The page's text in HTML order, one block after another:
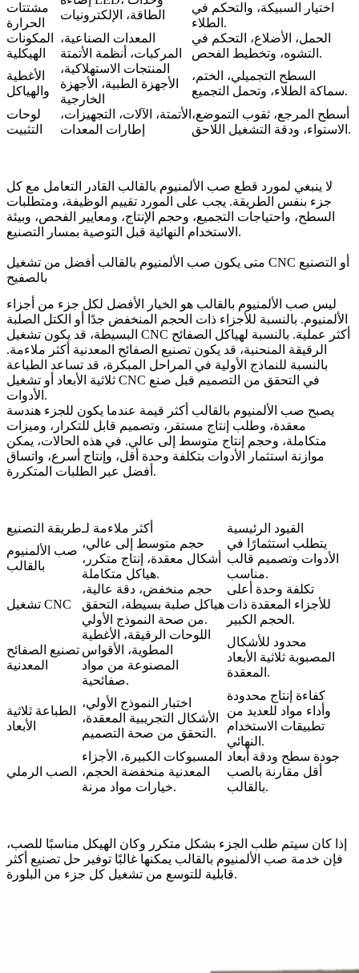
مشتتات
الحرارة
الطاقة، الإلكترونيات
اختيار السبيكة، والتحكم في
الطلاء.
المكونات
الهيكلية
المعدات الصناعية،
المركبات، أنظمة الأتمتة
الحمل، الأضلاع، التحكم في
التشوه، وتخطيط الفحص.
الأغطية
والهياكل
المنتجات الاستهلاكية،
الأجهزة الطبية، الأجهزة
الخارجية
السطح التجميلي، الختم،
سماكة الطلاء، وتحمل التجميع.
لوحات
التثبيت
الأتمتة، الآلات، التجهيزات،
إطارات المعدات
أسطح المرجع، ثقوب التموضع،
الاستواء، ودقة التشغيل اللاحق.
لا ينبغي لمورد قطع صب الألمنيوم بالقالب القادر التعامل مع كل
جزء بنفس الطريقة. يجب على المورد تقييم الوظيفة، ومتطلبات
السطح، واحتياجات التجميع، وحجم الإنتاج، ومعايير الفحص، وبيئة
الاستخدام النهائية قبل التوصية بمسار التصنيع.
متى يكون صب الألمنيوم بالقالب أفضل من تشغيل CNC أو التصنيع
بالصفيح
ليس صب الألمنيوم بالقالب هو الخيار الأفضل لكل جزء من أجزاء
الألمنيوم. بالنسبة للأجزاء ذات الحجم المنخفض جدًا أو الكتل الصلبة
البسيطة، قد يكون تشغيل CNC أكثر عملية. بالنسبة لهياكل الصفائح
الرقيقة المنحنية، قد يكون تصنيع الصفائح المعدنية أكثر ملاءمة.
بالنسبة للنماذج الأولية في المراحل المبكرة، قد تساعد الطباعة
ثلاثية الأبعاد أو تشغيل CNC في التحقق من التصميم قبل صنع
الأدوات.
يصبح صب الألمنيوم بالقالب أكثر قيمة عندما يكون للجزء هندسة
معقدة، وطلب إنتاج مستقر، وتصميم قابل للتكرار، وميزات
متكاملة، وحجم إنتاج متوسط إلى عالي. في هذه الحالات، يمكن
موازنة استثمار الأدوات بتكلفة وحدة أقل، وإنتاج أسرع، واتساق
أفضل عبر الطلبات المتكررة.
طريقة التصنيعأكثر ملاءمة لـ
القيود الرئيسية
صب الألمنيوم
بالقالب
حجم متوسط إلى عالي،
أشكال معقدة، إنتاج متكرر،
هياكل متكاملة.
يتطلب استثمارًا في
الأدوات وتصميم قالب
مناسب.
تشغيل CNC
حجم منخفض، دقة عالية،
هياكل صلبة بسيطة، التحقق
من صحة النموذج الأولي.
تكلفة وحدة أعلى
للأجزاء المعقدة ذات
الحجم الكبير.
تصنيع الصفائح
المعدنية
اللوحات الرقيقة، الأغطية
المطوية، الأقواس
المصنوعة من مواد
صفائحية.
محدود للأشكال
المصبوبة ثلاثية الأبعاد
المعقدة.
الطباعة ثلاثية
الأبعاد
اختبار النموذج الأولي،
الأشكال التجريبية المعقدة،
التحقق من صحة التصميم.
كفاءة إنتاج محدودة
وأداء مواد للعديد من
تطبيقات الاستخدام
النهائي.
الصب الرملي
المسبوكات الكبيرة، الأجزاء
المعدنية منخفضة الحجم،
خيارات مواد مرنة.
جودة سطح ودقة أبعاد
أقل مقارنة بالصب
بالقالب.
إذا كان سيتم طلب الجزء بشكل متكرر وكان الهيكل مناسبًا للصب،
فإن خدمة صب الألمنيوم بالقالب يمكنها غالبًا توفير حل تصنيع أكثر
قابلية للتوسع من تشغيل كل جزء من البلورة.